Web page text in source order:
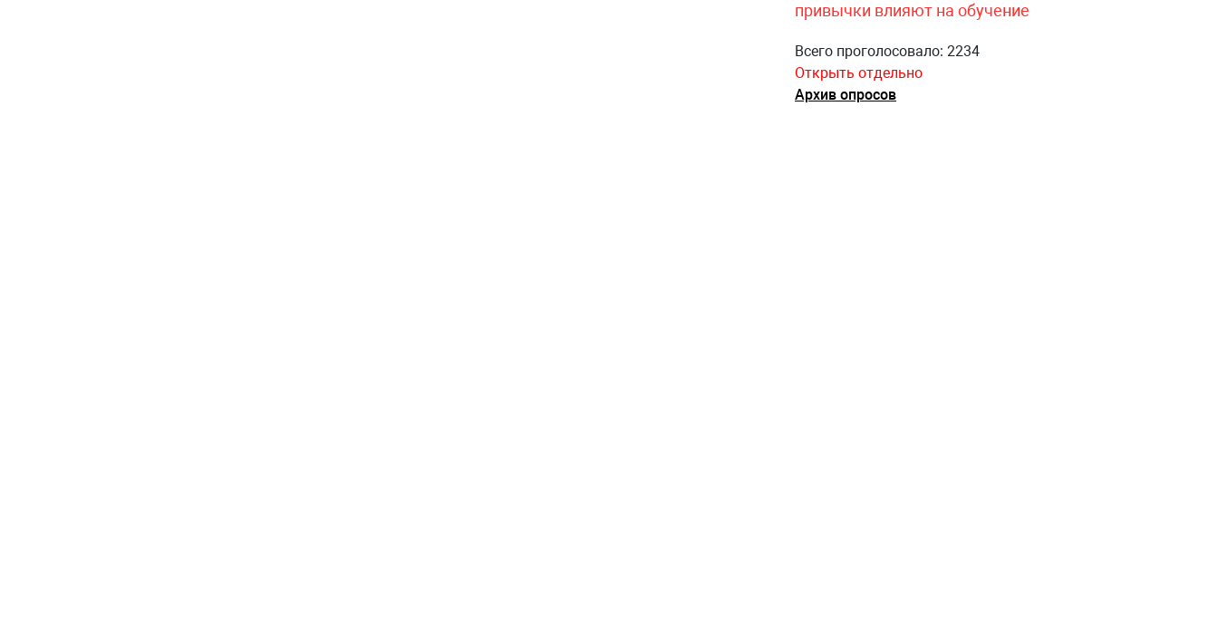
привычки влияют на обучение
Всего проголосовало: 2234
Открыть отдельно
Архив опросов